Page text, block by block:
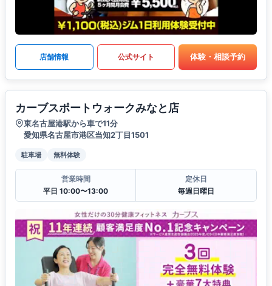
店舗情報 公式サイト 体験・相談予約
カーブスポートウォークみなと店
東名古屋港駅から車で11分
愛知県名古屋市港区当知2丁目1501
駐車場 無料体験
営業時間
平日 10:00〜13:00
定休日
毎週日曜日